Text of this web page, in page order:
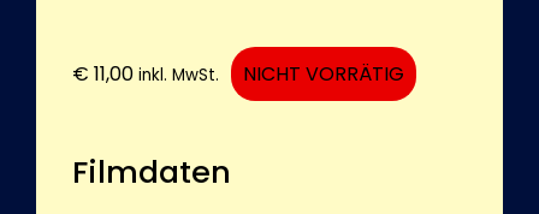
€ 11,00 inkl. MwSt. NICHT VORRÄTIG
Filmdaten